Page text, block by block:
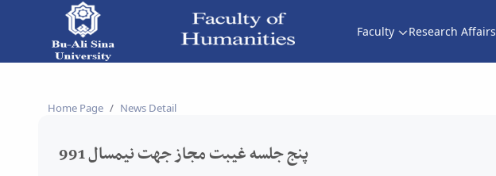
Faculty Research Affairs
Home Page News Detail
پنج جلسه غیبت مجاز جهت نیمسال 991